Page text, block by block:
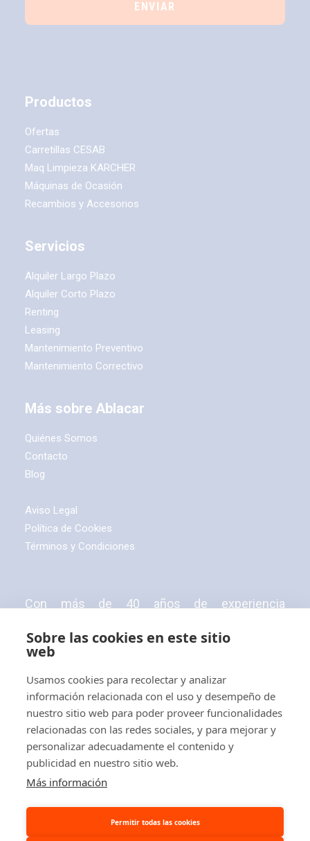
Productos
Ofertas
Carretillas CESAB
Maq Limpieza KARCHER
Máquinas de Ocasión
Recambios y Accesorios
Servicios
Alquiler Largo Plazo
Alquiler Corto Plazo
Renting
Leasing
Mantenimiento Preventivo
Mantenimiento Correctivo
Más sobre Ablacar
Quiénes Somos
Contacto
Blog
Aviso Legal
Política de Cookies
Términos y Condiciones
Con más de 40 años de experiencia
distribuidora de carretillas elevadoras,
y tractores eléctricos.
Sobre las cookies en este sitio
web
Usamos cookies para recolectar y analizar
información relacionada con el uso y desempeño de
nuestro sitio web para poder proveer funcionalidades
relacionadas con las redes sociales, y para mejorar y
personalizar adecuadamente el contenido y
publicidad en nuestro sitio web.
Más información
Permitir todas las cookies